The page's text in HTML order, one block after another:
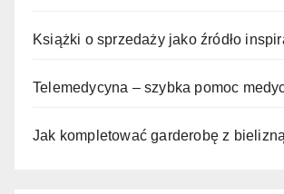
Książki o sprzedaży jako źródło
Telemedycyna – szybka pomoc
Jak kompletować garderobę z